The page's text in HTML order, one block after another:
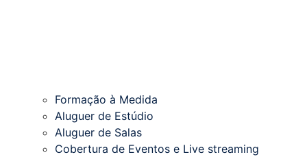
Formação à Medida
Aluguer de Estúdio
Aluguer de Salas
Cobertura de Eventos e Live streaming